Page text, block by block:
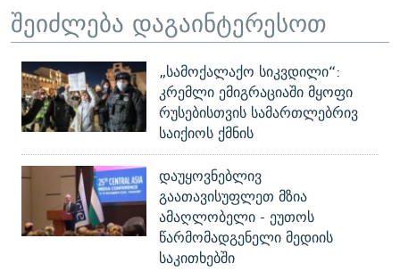
შეიძლება დაგაინტერესოთ
„სამოქალაქო სიკვდილი“:
კრემლი ემიგრაციაში მყოფი
რუსებისთვის სამართლებრივ
საიქიოს ქმნის
დაუყოვნებლივ
გაათავისუფლეთ მზია
ამაღლობელი - ეუთოს
წარმომადგენელი მედიის
საკითხებში